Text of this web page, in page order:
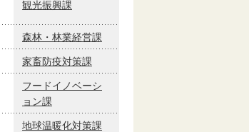
観光振興課
森林・林業経営課
家畜防疫対策課
フードイノベーシ
ョン課
地球温暖化対策課